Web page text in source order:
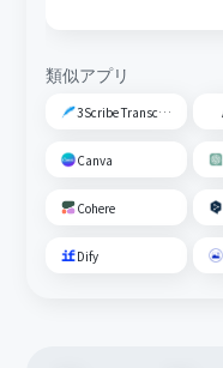
類似アプリ
3Scribe Transcription
Canva
Cohere
Dify